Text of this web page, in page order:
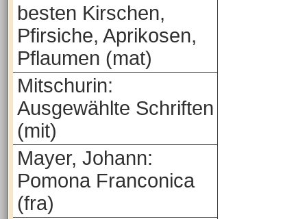
besten Kirschen,
Pfirsiche, Aprikosen,
Pflaumen (mat)
Mitschurin:
Ausgewählte Schriften
(mit)
Mayer, Johann:
Pomona Franconica
(fra)